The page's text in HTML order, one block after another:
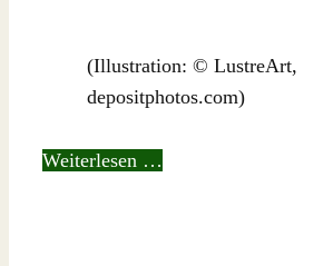
(Illustration: © LustreArt,
depositphotos.com)
Weiterlesen …